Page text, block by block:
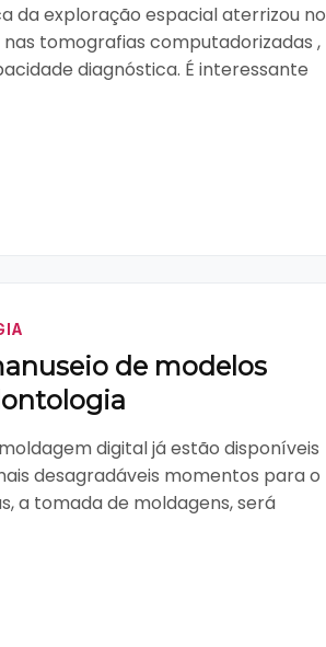
da exploração espacial aterrizou
tomografias computadorizadas ,
diagnóstica. É interessante
de modelos
digital já estão disponíveis
desagradáveis momentos para o
a tomada de moldagens, será